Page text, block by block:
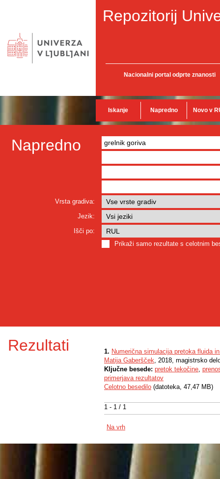
Repozitorij
Nacionalni portal odprte znanosti
Iskanje Napredno Novo v
Napredno
Vrsta gradiva:
Jezik:
Išči po:
Prikaži samo rezultate s celotnim
Rezultati
1 - 1 / 1
1. Numerična simulacija pretoka fluida
Matija Gaberšček, 2018, magistrsko
Ključne besede: pretok tekočine,
primerjava rezultatov
Celotno besedilo (datoteka, 47,47 MB)
Na vrh